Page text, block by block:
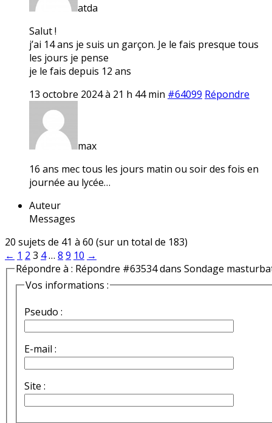
atda
Salut !
j’ai 14 ans je suis un garçon. Je le fais presque tous
les jours je pense
je le fais depuis 12 ans
13 octobre 2024 à 21 h 44 min #64099 Répondre
max
16 ans mec tous les jours matin ou soir des fois en
journée au lycée…
Auteur
Messages
20 sujets de 41 à 60 (sur un total de 183)
← 1 2 3 4… 8 9 10 →
Répondre à : Répondre #63534 dans Sondage
Vos informations :
Pseudo :
E-mail :
Site :